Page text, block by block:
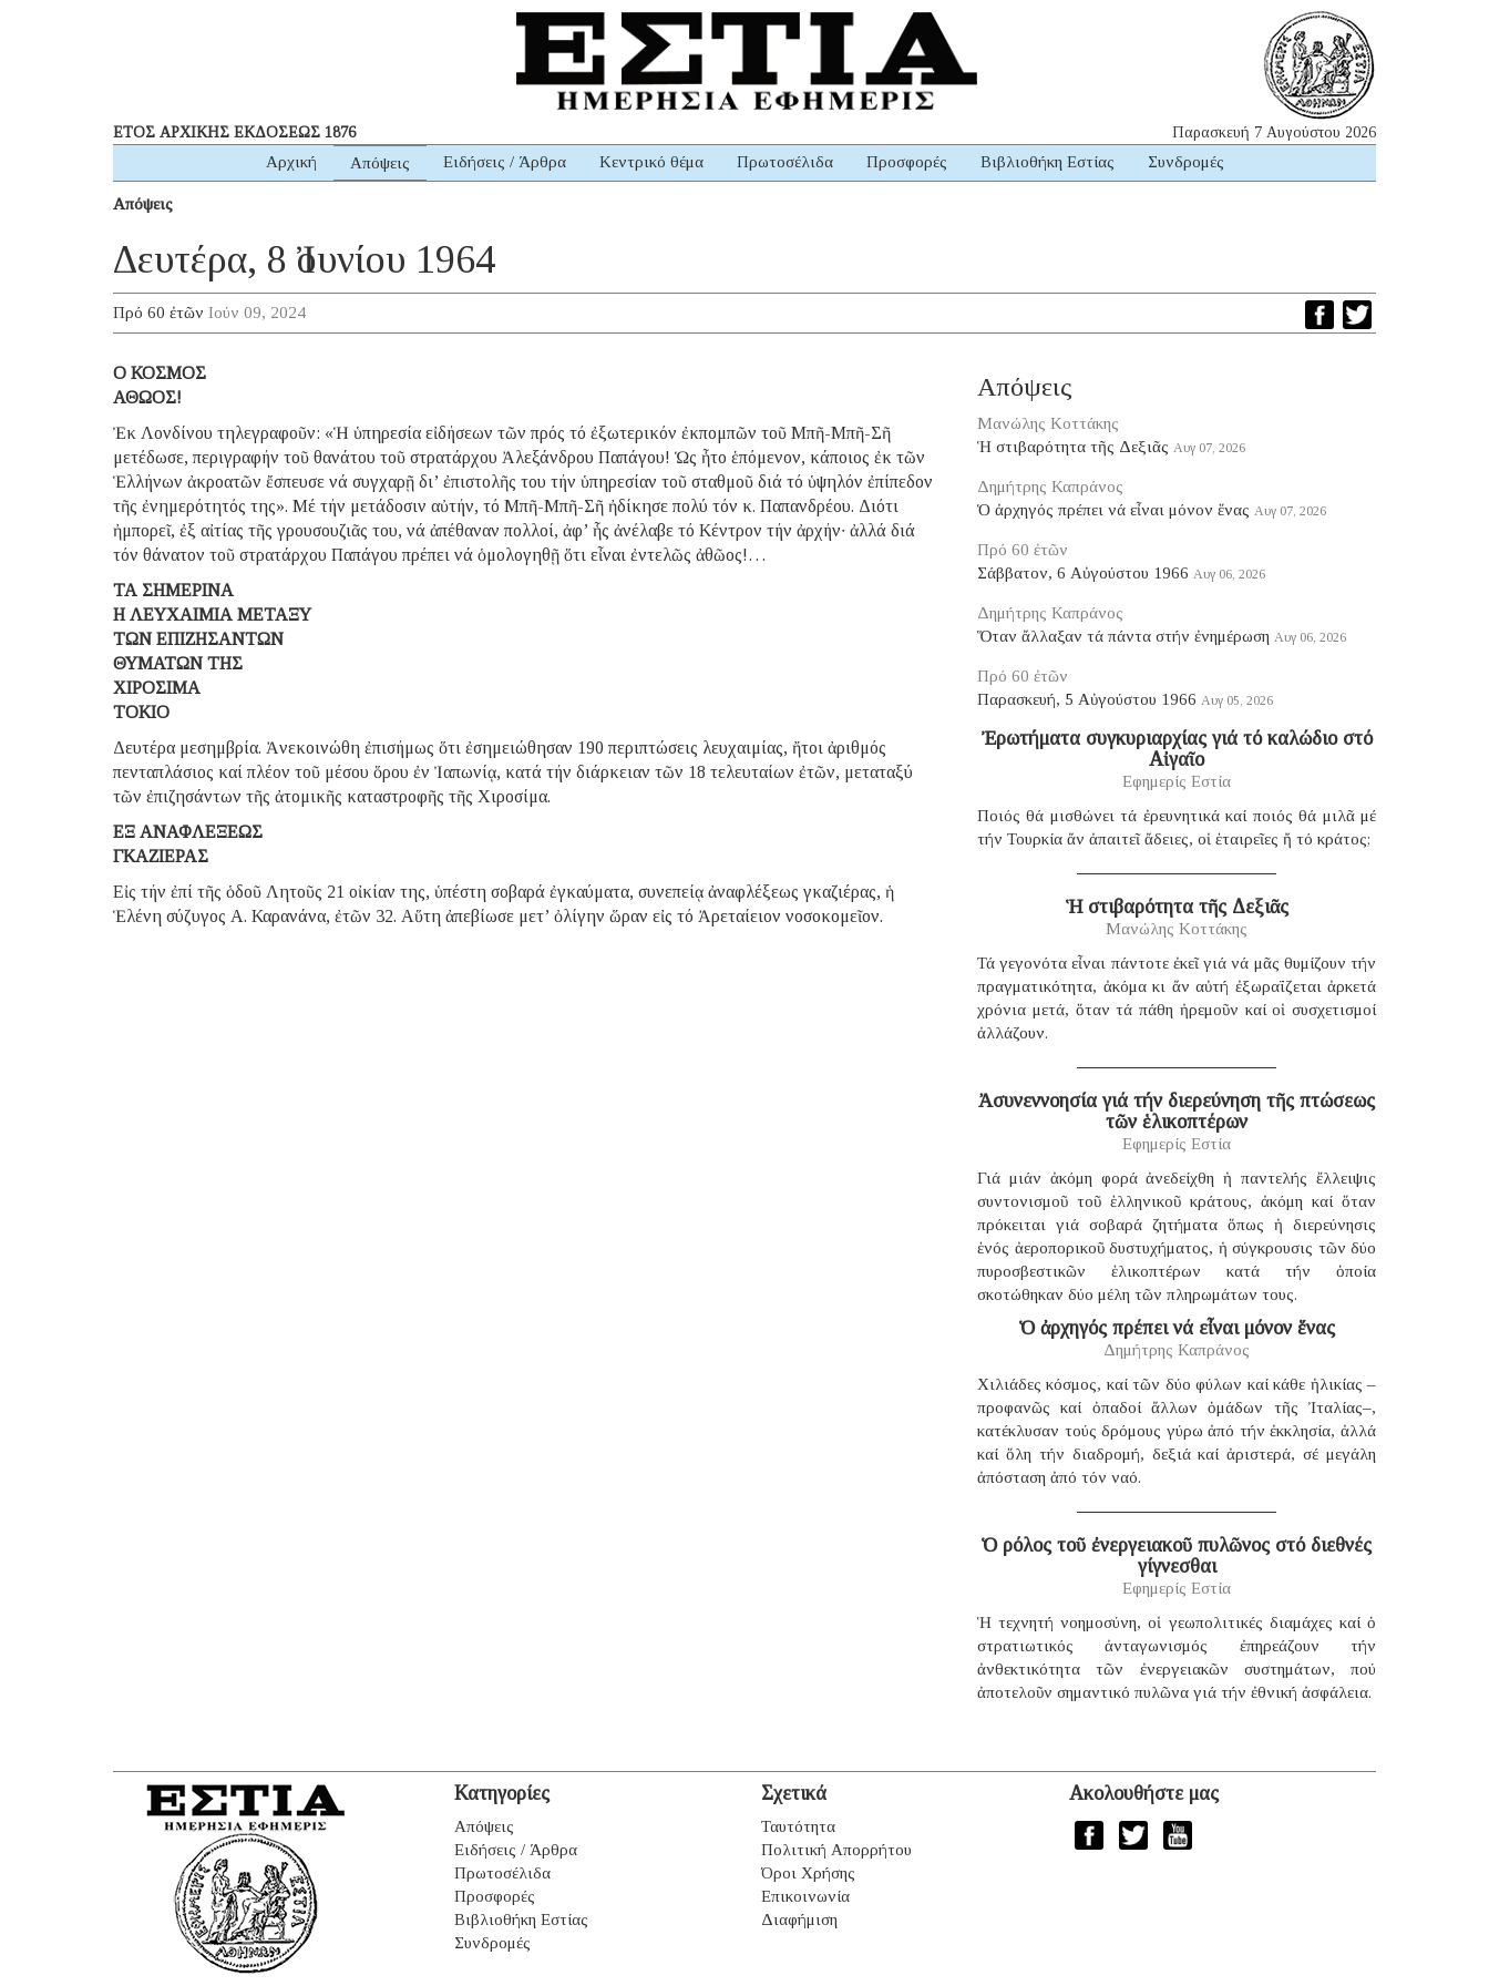
ΕΤΟΣ ΑΡΧΙΚΗΣ ΕΚΔΟΣΕΩΣ 1876 Παρασκευή 7 Αυγούστου 2026
Αρχική Απόψεις Ειδήσεις / Άρθρα Κεντρικό θέμα Πρωτοσέλιδα Προσφορές Βιβλιοθήκη Εστίας Συνδρομές
Απόψεις
Δευτέρα, 8 Ἰουνίου 1964
Πρό 60 ἐτῶν Ιούν 09, 2024
Ο ΚΟΣΜΟΣ
ΑΘΩΟΣ!
Ἐκ Λονδίνου τηλεγραφοῦν: «Ἡ ὑπηρεσία εἰδήσεων τῶν πρός τό ἐξωτερικόν ἐκπομπῶν τοῦ Μπῆ-Μπῆ-Σῆ
μετέδωσε, περιγραφήν τοῦ θανάτου τοῦ στρατάρχου Ἀλεξάνδρου Παπάγου! Ὡς ἦτο ἑπόμενον, κάποιος ἐκ τῶν
Ἑλλήνων ἀκροατῶν ἔσπευσε νά συγχαρῇ δι’ ἐπιστολῆς του τήν ὑπηρεσίαν τοῦ σταθμοῦ διά τό ὑψηλόν ἐπίπεδον
τῆς ἐνημερότητός της». Μέ τήν μετάδοσιν αὐτήν, τό Μπῆ-Μπῆ-Σῆ ἠδίκησε πολύ τόν κ. Παπανδρέου. Διότι
ἠμπορεῖ, ἐξ αἰτίας τῆς γρουσουζιᾶς του, νά ἀπέθαναν πολλοί, ἀφ’ ἧς ἀνέλαβε τό Κέντρον τήν ἀρχήν∙ ἀλλά διά
τόν θάνατον τοῦ στρατάρχου Παπάγου πρέπει νά ὁμολογηθῇ ὅτι εἶναι ἐντελῶς ἀθῶος!…
ΤΑ ΣΗΜΕΡΙΝΑ
Η ΛΕΥΧΑΙΜΙΑ ΜΕΤΑΞΥ
ΤΩΝ ΕΠΙΖΗΣΑΝΤΩΝ
ΘΥΜΑΤΩΝ ΤΗΣ
ΧΙΡΟΣΙΜΑ
ΤΟΚΙΟ
Δευτέρα μεσημβρία. Ἀνεκοινώθη ἐπισήμως ὅτι ἐσημειώθησαν 190 περιπτώσεις λευχαιμίας, ἤτοι ἀριθμός
πενταπλάσιος καί πλέον τοῦ μέσου ὅρου ἐν Ἰαπωνίᾳ, κατά τήν διάρκειαν τῶν 18 τελευταίων ἐτῶν, μεταταξύ
τῶν ἐπιζησάντων τῆς ἀτομικῆς καταστροφῆς τῆς Χιροσίμα.
ΕΞ ΑΝΑΦΛΕΞΕΩΣ
ΓΚΑΖΙΕΡΑΣ
Εἰς τήν ἐπί τῆς ὁδοῦ Λητοῦς 21 οἰκίαν της, ὑπέστη σοβαρά ἐγκαύματα, συνεπείᾳ ἀναφλέξεως γκαζιέρας, ἡ
Ἑλένη σύζυγος Α. Καρανάνα, ἐτῶν 32. Αὕτη ἀπεβίωσε μετ’ ὀλίγην ὥραν εἰς τό Ἀρεταίειον νοσοκομεῖον.
Απόψεις
Μανώλης Κοττάκης
Ἡ στιβαρότητα τῆς Δεξιᾶς Αυγ 07, 2026
Δημήτρης Καπράνος
Ὁ ἀρχηγός πρέπει νά εἶναι μόνον ἕνας Αυγ 07, 2026
Πρό 60 ἐτῶν
Σάββατον, 6 Αὐγούστου 1966 Αυγ 06, 2026
Δημήτρης Καπράνος
Ὅταν ἄλλαξαν τά πάντα στήν ἐνημέρωση Αυγ 06, 2026
Πρό 60 ἐτῶν
Παρασκευή, 5 Αὐγούστου 1966 Αυγ 05, 2026
Ἐρωτήματα συγκυριαρχίας γιά τό καλώδιο στό
Αἰγαῖο
Εφημερίς Εστία
Ποιός θά μισθώνει τά ἐρευνητικά καί ποιός θά μιλᾶ μέ
τήν Τουρκία ἄν ἀπαιτεῖ ἄδειες, οἱ ἑταιρεῖες ἤ τό κράτος;
Ἡ στιβαρότητα τῆς Δεξιᾶς
Μανώλης Κοττάκης
Τά γεγονότα εἶναι πάντοτε ἐκεῖ γιά νά μᾶς θυμίζουν τήν
πραγματικότητα, ἀκόμα κι ἄν αὐτή ἐξωραΐζεται ἀρκετά
χρόνια μετά, ὅταν τά πάθη ἠρεμοῦν καί οἱ συσχετισμοί
ἀλλάζουν.
Ἀσυνεννοησία γιά τήν διερεύνηση τῆς πτώσεως
τῶν ἑλικοπτέρων
Εφημερίς Εστία
Γιά μιάν ἀκόμη φορά ἀνεδείχθη ἡ παντελής ἔλλειψις
συντονισμοῦ τοῦ ἑλληνικοῦ κράτους, ἀκόμη καί ὅταν
πρόκειται γιά σοβαρά ζητήματα ὅπως ἡ διερεύνησις
ἑνός ἀεροπορικοῦ δυστυχήματος, ἡ σύγκρουσις τῶν δύο
πυροσβεστικῶν ἑλικοπτέρων κατά τήν ὁποία
σκοτώθηκαν δύο μέλη τῶν πληρωμάτων τους.
Ὁ ἀρχηγός πρέπει νά εἶναι μόνον ἕνας
Δημήτρης Καπράνος
Χιλιάδες κόσμος, καί τῶν δύο φύλων καί κάθε ἡλικίας –
προφανῶς καί ὀπαδοί ἄλλων ὁμάδων τῆς Ἰταλίας–,
κατέκλυσαν τούς δρόμους γύρω ἀπό τήν ἐκκλησία, ἀλλά
καί ὅλη τήν διαδρομή, δεξιά καί ἀριστερά, σέ μεγάλη
ἀπόσταση ἀπό τόν ναό.
Ὁ ρόλος τοῦ ἐνεργειακοῦ πυλῶνος στό διεθνές
γίγνεσθαι
Εφημερίς Εστία
Ἡ τεχνητή νοημοσύνη, οἱ γεωπολιτικές διαμάχες καί ὁ
στρατιωτικός ἀνταγωνισμός ἐπηρεάζουν τήν
ἀνθεκτικότητα τῶν ἐνεργειακῶν συστημάτων, πού
ἀποτελοῦν σημαντικό πυλῶνα γιά τήν ἐθνική ἀσφάλεια.
Κατηγορίες
Απόψεις
Ειδήσεις / Άρθρα
Πρωτοσέλιδα
Προσφορές
Βιβλιοθήκη Εστίας
Συνδρομές
Σχετικά
Ταυτότητα
Πολιτική Απορρήτου
Όροι Χρήσης
Επικοινωνία
Διαφήμιση
Ακολουθήστε μας